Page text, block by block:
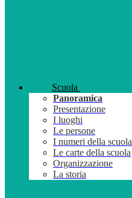
Scuola
Panoramica
Presentazione
I luoghi
Le persone
I numeri della scuola
Le carte della scuola
Organizzazione
La storia